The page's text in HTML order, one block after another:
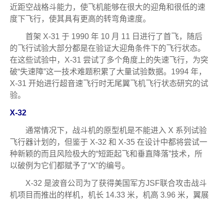
近距空战格斗能力，使飞机能够在很大的迎角和很低的速
度下飞行，使其具有更高的转弯角速度。
首架 X-31 于 1990 年 10 月 11 日进行了首飞，随后
的飞行试验大部分都是在验证大迎角条件下的飞行状态。
在这些试验中，X-31 尝试了多个角度上的失速飞行，为突
破“失速障”这一技术难题积累了大量试验数据。1994 年，
X-31 开始进行超音速飞行时无尾翼飞机飞行状态研究的试
验。
X-32
通常情况下，战斗机的原型机是不能进入 X 系列试验
飞行器计划的，但鉴于 X-32 和 X-35 在设计中都将尝试一
种新颖的而且风险极大的“短距起飞和垂直降落”技术，所
以破例为它们都赋予了“X”的编号。
X-32 是波音公司为了获得美国军方JSF联合攻击战斗
机项目而推出的样机，机长 14.33 米，机高 3.96 米，翼展